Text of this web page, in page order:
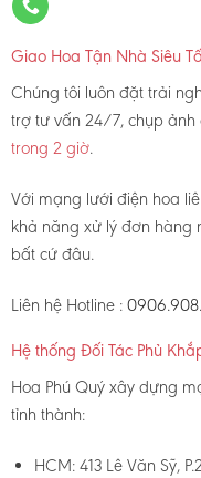
Giao Hoa Tận Nhà Siêu
Chúng tôi luôn đặt trải
trợ tư vấn 24/7, chụp
trong 2 giờ.
Với mạng lưới điện hoa
khả năng xử lý đơn hàng
bất cứ đâu.
Liên hệ Hotline :
Hệ thống Đối Tác Phủ
Hoa Phú Quý xây dựng
tỉnh thành:
HCM: 413 Lê Văn Sỹ,